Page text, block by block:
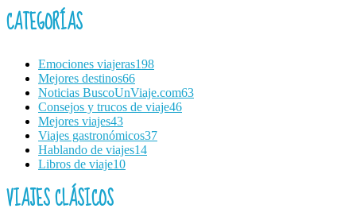
CATEGORÍAS
Emociones viajeras198
Mejores destinos66
Noticias BuscoUnViaje.com63
Consejos y trucos de viaje46
Mejores viajes43
Viajes gastronómicos37
Hablando de viajes14
Libros de viaje10
VIAJES CLÁSICOS